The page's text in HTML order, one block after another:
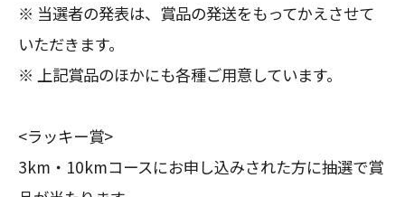
※ 当選者の発表は、賞品の発送をもってかえさせて
いただきます。
※ 上記賞品のほかにも各種ご用意しています。
<ラッキー賞>
3km・10kmコースにお申し込みされた方に抽選で賞